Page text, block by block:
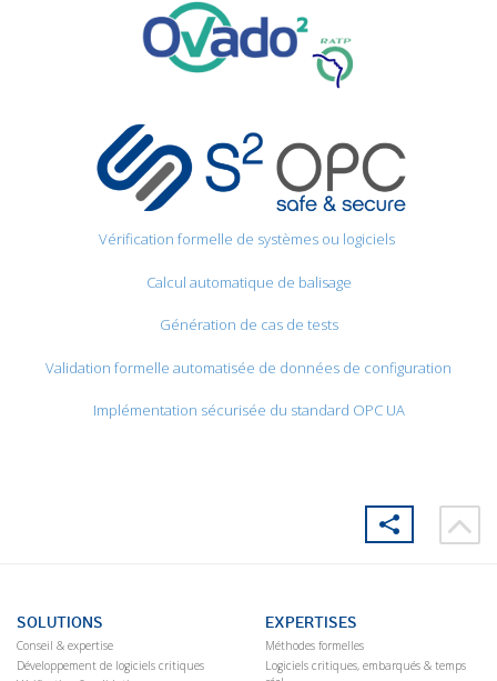
Vérification formelle de systèmes ou logiciels
Calcul automatique de balisage
Génération de cas de tests
Validation formelle automatisée de données de configuration
Implémentation sécurisée du standard OPC UA
SOLUTIONS
Conseil & expertise
Développement de logiciels critiques
EXPERTISES
Méthodes formelles
Logiciels critiques, embarqués & temps